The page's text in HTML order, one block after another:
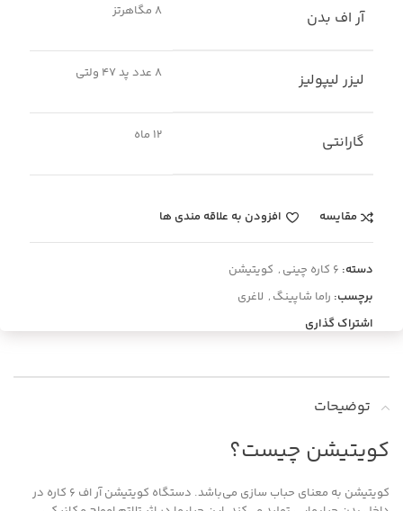
آر اف بدن 8 مگاهرتز
لیزر لیپولیز 8 عدد پد 47 ولتی
گارانتی 12 ماه
مقایسه افزودن به علاقه مندی ها
دسته: 6 کاره چینی , کویتیشن
برچسب: راما شاپینگ , لاغری
اشتراک گذاری
توضیحات
کویتیشن چیست؟
کویتیشن به معنای حباب سازی می‌باشد. دستگاه کویتیشن آر اف 6 کاره در